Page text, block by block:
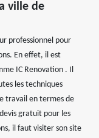
ville de
professionnel pour
En effet, il est
IC Renovation . Il
les techniques
travail en termes de
gratuit pour les
il faut visiter son site